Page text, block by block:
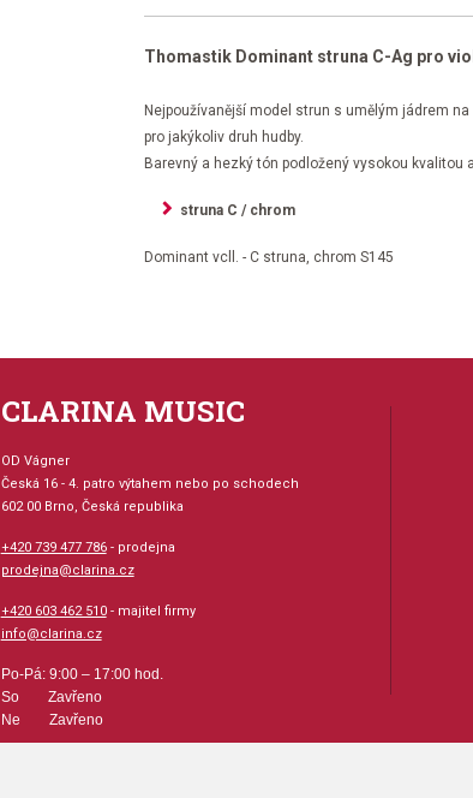
Thomastik Dominant struna C-Ag pro
Nejpoužívanější model strun s umělým jádrem
pro jakýkoliv druh hudby.
Barevný a hezký tón podložený vysokou kvalitou
struna C / chrom
Dominant vcll. - C struna, chrom S145
CLARINA MUSIC
OD Vágner
Česká 16 - 4. patro výtahem nebo po schodech
602 00 Brno, Česká republika
+420 739 477 786- prodejna
prodejna@clarina.cz
+420 603 462 510- majitel firmy
info@clarina.cz
Po-Pá: 9:00 – 17:00 hod.
So Zavřeno
Ne Zavřeno